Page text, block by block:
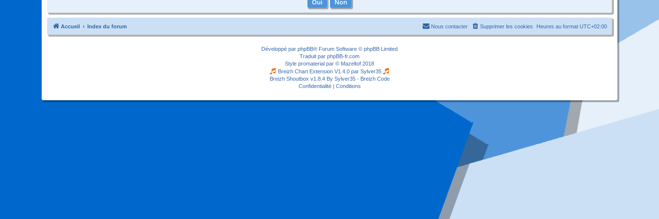
Accueil Index du forum Heures au format UTC+02:00
Supprimer les cookies
Nous contacter
Développé par phpBB® Forum Software © phpBB Limited
Traduit par phpBB-fr.com
Style promaterial par © Mazeltof 2018
Breizh Chart Extension V1.4.0 par Sylver35
Breizh Shoutbox v1.8.4 By Sylver35 - Breizh Code
Confidentialité| Conditions